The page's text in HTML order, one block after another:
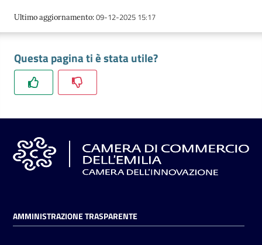
l'impresa
e
territorio
Tutelare
l'Impresa
Ultimo aggiornamento:09-12-2025 15:17
Questa pagina ti è stata utile?
AMMINISTRAZIONE TRASPARENTE